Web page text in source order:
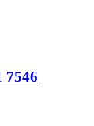
7546